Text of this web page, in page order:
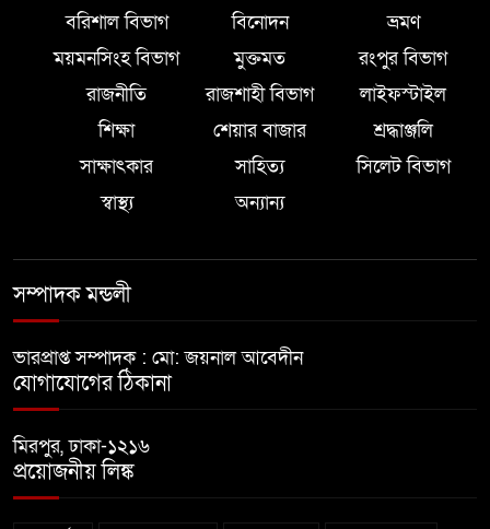
বরিশাল বিভাগ
বিনোদন
ভ্রমণ
ময়মনসিংহ বিভাগ
মুক্তমত
রংপুর বিভাগ
রাজনীতি
রাজশাহী বিভাগ
লাইফস্টাইল
শিক্ষা
শেয়ার বাজার
শ্রদ্ধাঞ্জলি
সাক্ষাৎকার
সাহিত্য
সিলেট বিভাগ
স্বাস্থ্য
অন্যান্য
সম্পাদক মন্ডলী
ভারপ্রাপ্ত সম্পাদক : মো: জয়নাল আবেদীন
যোগাযোগের ঠিকানা
মিরপুর, ঢাকা-১২১৬
প্রয়োজনীয় লিঙ্ক